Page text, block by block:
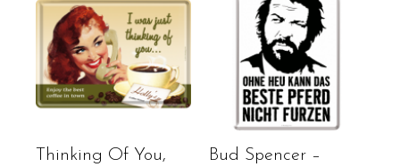
Thinking Of You,
Bud Spencer –